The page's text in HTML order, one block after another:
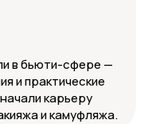
в бьюти-сфере —
и практические
карьеру
и камуфляжа.